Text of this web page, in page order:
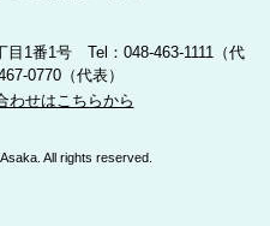
1番1号 Tel：048-463-1111（代
0770（代表）
わせはこちらから
All rights reserved.